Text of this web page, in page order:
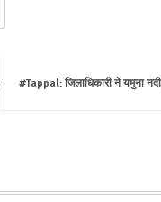
#Tappal: जिलाधिकारी ने यमुना नदी